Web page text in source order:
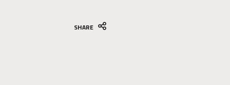
SHARE